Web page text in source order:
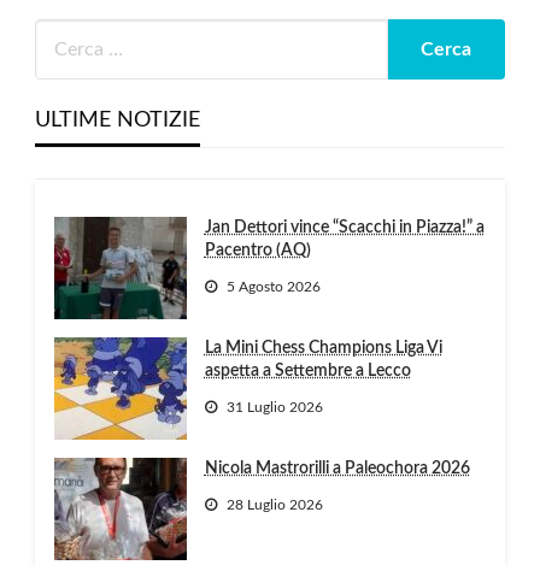
ULTIME NOTIZIE
Jan Dettori vince “Scacchi in Piazza!” a
Pacentro (AQ)
5 Agosto 2026
La Mini Chess Champions Liga Vi
aspetta a Settembre a Lecco
31 Luglio 2026
Nicola Mastrorilli a Paleochora 2026
28 Luglio 2026